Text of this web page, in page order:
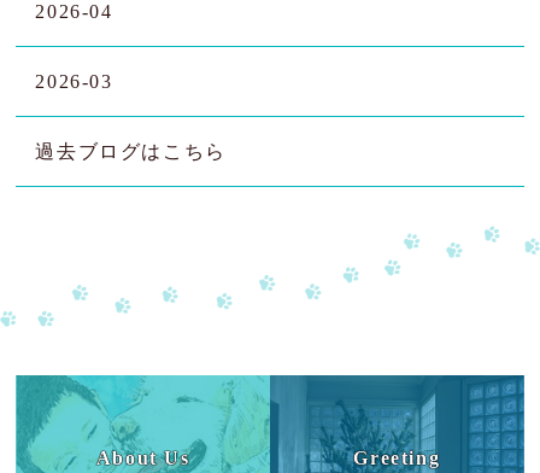
2026-04
2026-03
過去ブログはこちら
About Us Greeting